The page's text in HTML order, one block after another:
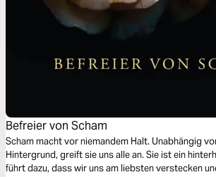
Befreier von Scham
Scham macht vor niemandem Halt. Unabhängig
Hintergrund, greift sie uns alle an. Sie ist ein
führt dazu, dass wir uns am liebsten verstecken